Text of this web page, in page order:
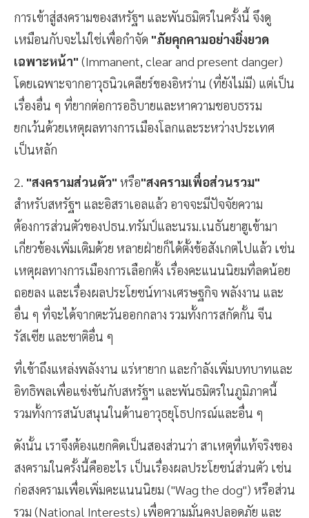
การเข้าสู่สงครามของสหรัฐฯ และพันธมิตรในครั้งนี้ จึงดู
เหมือนกับจะไม่ใช่เพื่อกำจัด "ภัยคุกคามอย่างยิ่งยวด
เฉพาะหน้า" (Immanent, clear and present danger)
โดยเฉพาะจากอาวุธนิวเคลียร์ของอิหร่าน (ที่ยังไม่มี) แต่เป็น
เรื่องอื่น ๆ ที่ยากต่อการอธิบายและหาความชอบธรรม
ยกเว้นด้วยเหตุผลทางการเมืองโลกและระหว่างประเทศ
เป็นหลัก
2. "สงครามส่วนตัว" หรือ"สงครามเพื่อส่วนรวม"
สำหรับสหรัฐฯ และอิสราเอลแล้ว อาจจะมีปัจจัยความ
ต้องการส่วนตัวของปธน.ทรัมป์และนรม.เนธันยาฮูเข้ามา
เกี่ยวข้องเพิ่มเติมด้วย หลายฝ่ายก็ได้ตั้งข้อสังเกตไปแล้ว เช่น
เหตุผลทางการเมืองการเลือกตั้ง เรื่องคะแนนนิยมที่ลดน้อย
ถอยลง และเรื่องผลประโยชน์ทางเศรษฐกิจ พลังงาน และ
อื่น ๆ ที่จะได้จากตะวันออกกลาง รวมทั้งการสกัดกั้น จีน
รัสเซีย และชาติอื่น ๆ
ที่เข้าถึงแหล่งพลังงาน แร่หายาก และกำลังเพิ่มบทบาทและ
อิทธิพลเพื่อแข่งขันกับสหรัฐฯ และพันธมิตรในภูมิภาคนี้
รวมทั้งการสนับสนุนในด้านอาวุธยุโธปกรณ์และอื่น ๆ
ดังนั้น เราจึงต้องแยกคิดเป็นสองส่วนว่า สาเหตุที่แท้จริงของ
สงครามในครั้งนี้คืออะไร เป็นเรื่องผลประโยชน์ส่วนตัว เช่น
ก่อสงครามเพื่อเพิ่มคะแนนนิยม ("Wag the dog") หรือส่วน
รวม (National Interests) เพื่อความมั่นคงปลอดภัย และ